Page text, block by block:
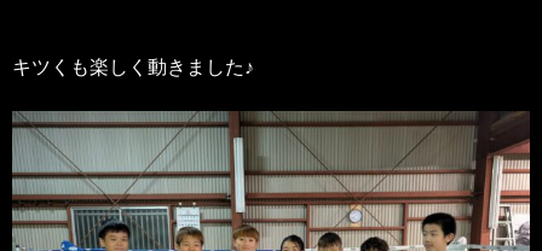
キツくも楽しく動きました♪